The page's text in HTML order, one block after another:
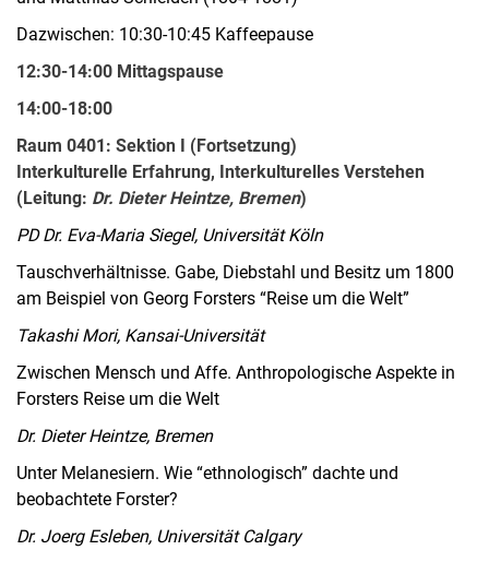
Dazwischen: 10:30-10:45 Kaffeepause
12:30-14:00 Mittagspause
14:00-18:00
Raum 0401: Sektion I (Fortsetzung)
Interkulturelle Erfahrung, Interkulturelles Verstehen
(Leitung: Dr. Dieter Heintze, Bremen)
PD Dr. Eva-Maria Siegel, Universität Köln
Tauschverhältnisse. Gabe, Diebstahl und Besitz um 1800
am Beispiel von Georg Forsters “Reise um die Welt”
Takashi Mori, Kansai-Universität
Zwischen Mensch und Affe. Anthropologische Aspekte in
Forsters Reise um die Welt
Dr. Dieter Heintze, Bremen
Unter Melanesiern. Wie “ethnologisch” dachte und
beobachtete Forster?
Dr. Joerg Esleben, Universität Calgary